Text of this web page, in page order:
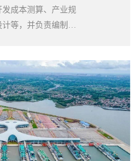
成本测算、产业规
等，并负责编制
据。同时，提供项
解决等配套服务。